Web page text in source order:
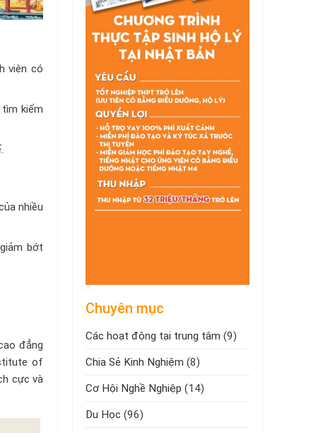
viên có
kiếm
nhiều
bớt
đẳng
of
cực và
Chuyên mục
Các hoạt động tại trung tâm (9)
Chia Sẻ Kinh Nghiệm (8)
Cơ Hội Nghề Nghiệp (14)
Du Học (96)